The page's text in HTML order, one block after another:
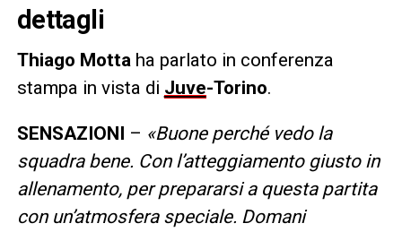
dettagli
Thiago Motta ha parlato in conferenza
stampa in vista di Juve-Torino.
SENSAZIONI – «Buone perché vedo la
squadra bene. Con l’atteggiamento giusto in
allenamento, per prepararsi a questa partita
con un’atmosfera speciale. Domani